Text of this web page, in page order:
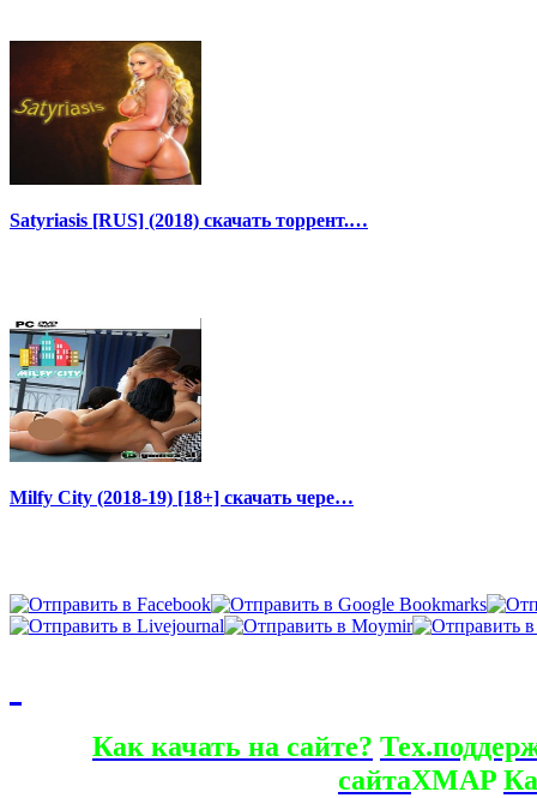
Satyriasis [RUS] (2018) скачать торрент.…
Milfy City (2018-19) [18+] скачать чере…
Как качать на сайте?
сайтаXMAP